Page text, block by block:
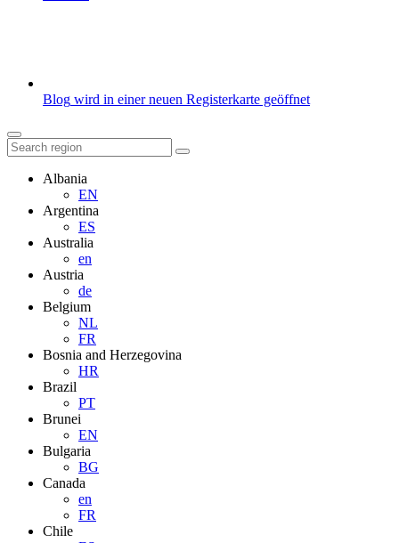
Blog wird in einer neuen Registerkarte geöffnet
Albania
EN
Argentina
ES
Australia
en
Austria
de
Belgium
NL
FR
Bosnia and Herzegovina
HR
Brazil
PT
Brunei
EN
Bulgaria
BG
Canada
en
FR
Chile